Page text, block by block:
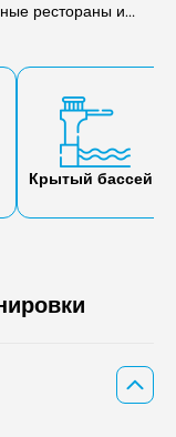
рестораны и
Этот обширный
и
Крытый бассейн